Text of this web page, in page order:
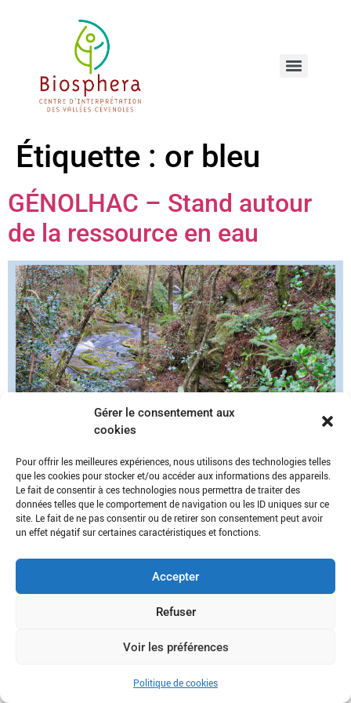
Gérer le consentement aux
cookies
Pour offrir les meilleures expériences, nous utilisons des technologies telles
que les cookies pour stocker et/ou accéder aux informations des appareils.
Le fait de consentir à ces technologies nous permettra de traiter des
données telles que le comportement de navigation ou les ID uniques sur ce
site. Le fait de ne pas consentir ou de retirer son consentement peut avoir
un effet négatif sur certaines caractéristiques et fonctions.
Accepter
Refuser
Voir les préférences
Politique de cookies
Étiquette : or bleu
GÉNOLHAC – Stand autour
de la ressource en eau
L’or bleu : un stand autour de la ressource en eau Le mardi
15 juillet de 8h à 12h30 – GENOLHAC (marché du village)